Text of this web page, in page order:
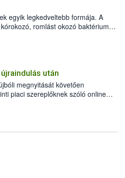
egyik legkedveltebb formája. A
romlást okozó baktériumok
kedvez. A szabadtéri sütögetés
sütési technikáról szól: legalább
a megfelelő hőkezelés, valamint a
A Nemzeti Élelmiszerlánc-
Programja összegyűjtötte a
tudnivalóit.
után
megnyitását követően
piaci szereplőknek szóló online